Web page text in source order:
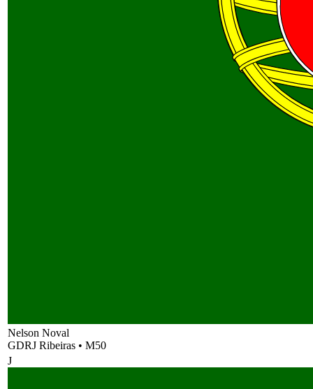
Nelson Noval
GDRJ Ribeiras • M50
J